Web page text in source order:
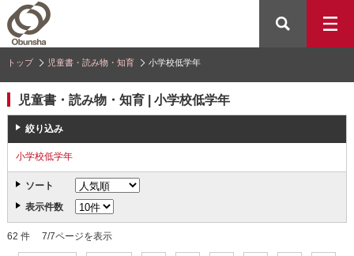
トップ 児童書・読み物・知育 小学校低学年
児童書・読み物・知育 | 小学校低学年
絞り込み
小学校低学年
ソート
表示件数
62 件 7/7ページを表示